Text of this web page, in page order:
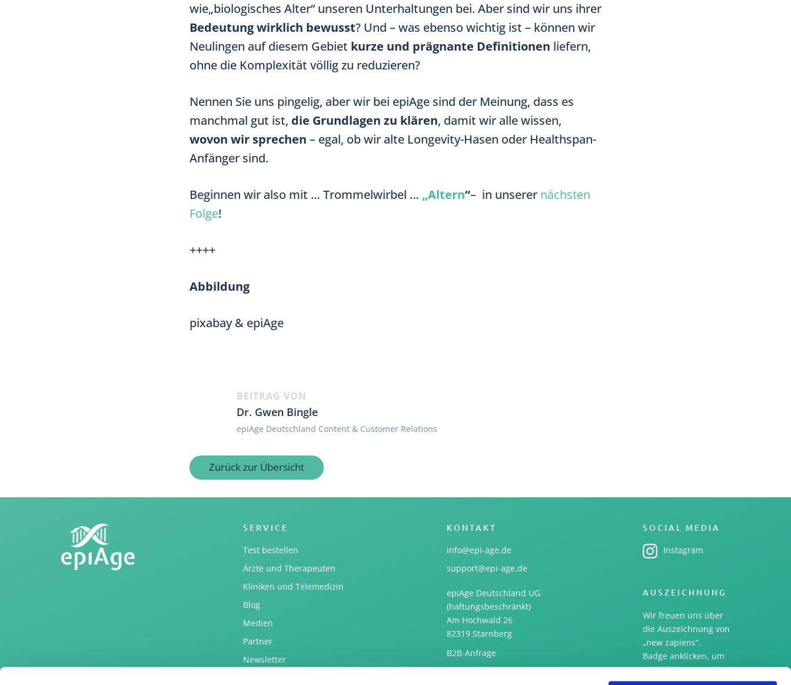
wie„biologisches Alter“ unseren Unterhaltungen bei. Aber sind wir uns ihrer
Bedeutung wirklich bewusst? Und – was ebenso wichtig ist – können wir
Neulingen auf diesem Gebiet kurze und prägnante Definitionen liefern,
ohne die Komplexität völlig zu reduzieren?
Nennen Sie uns pingelig, aber wir bei epiAge sind der Meinung, dass es
manchmal gut ist, die Grundlagen zu klären, damit wir alle wissen,
wovon wir sprechen – egal, ob wir alte Longevity-Hasen oder Healthspan-
Anfänger sind.
Beginnen wir also mit … Trommelwirbel … „Altern“– in unserer nächsten
Folge!
++++
Abbildung
pixabay & epiAge
BEITRAG VON
Dr. Gwen Bingle
epiAge Deutschland Content & Customer Relations
Zurück zur Übersicht
SERVICE
Test bestellen
Ärzte und Therapeuten
Kliniken und Telemedizin
Blog
Medien
Partner
Newsletter
KONTAKT
info@epi-age.de
support@epi-age.de
epiAge Deutschland UG
(haftungsbeschränkt)
Am Hochwald 26
82319 Starnberg
B2B-Anfrage
SOCIAL MEDIA
Instagram
AUSZEICHNUNG
Wir freuen uns über
die Auszeichnung von
„new zapiens“.
Badge anklicken, um
mehr bei „new zapiens“